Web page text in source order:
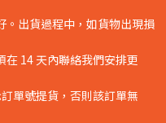
。出貨過程中，如貨物出現損
14 天內聯絡我們安排更
單號提貨，否則該訂單無